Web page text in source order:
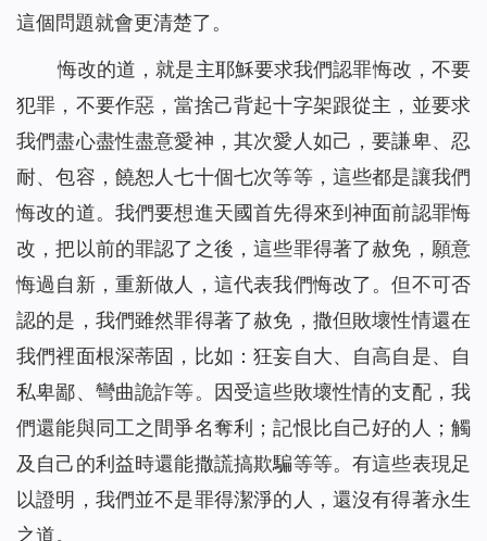
這個問題就會更清楚了。
悔改的道，就是主耶穌要求我們認罪悔改，不要
犯罪，不要作惡，當捨己背起十字架跟從主，並要求
我們盡心盡性盡意愛神，其次愛人如己，要謙卑、忍
耐、包容，饒恕人七十個七次等等，這些都是讓我們
悔改的道。我們要想進天國首先得來到神面前認罪悔
改，把以前的罪認了之後，這些罪得著了赦免，願意
悔過自新，重新做人，這代表我們悔改了。但不可否
認的是，我們雖然罪得著了赦免，撒但敗壞性情還在
我們裡面根深蒂固，比如：狂妄自大、自高自是、自
私卑鄙、彎曲詭詐等。因受這些敗壞性情的支配，我
們還能與同工之間爭名奪利；記恨比自己好的人；觸
及自己的利益時還能撒謊搞欺騙等等。有這些表現足
以證明，我們並不是罪得潔淨的人，還沒有得著永生
之道。